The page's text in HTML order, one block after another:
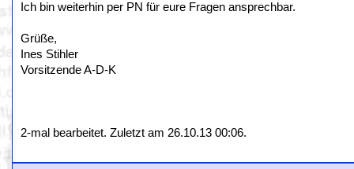
Ich bin weiterhin per PN für eure Fragen ansprechbar.
Grüße,
Ines Stihler
Vorsitzende A-D-K
2-mal bearbeitet. Zuletzt am 26.10.13 00:06.